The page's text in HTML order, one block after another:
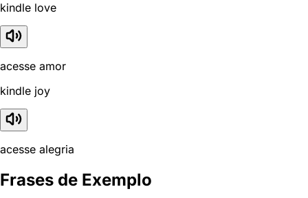
kindle love
acesse amor
kindle joy
acesse alegria
Frases de Exemplo